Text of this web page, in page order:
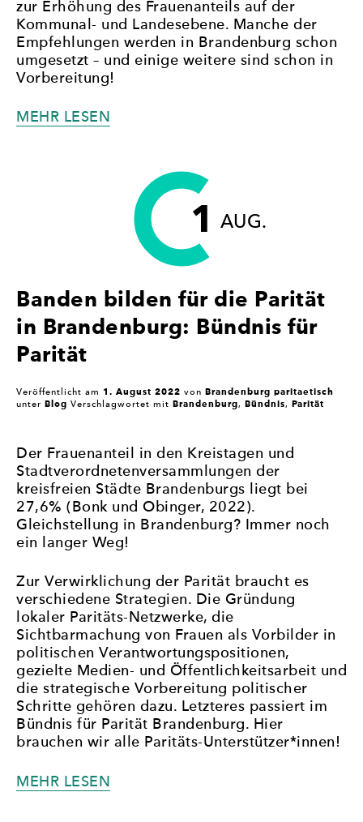
zur Erhöhung des Frauenanteils auf der
Kommunal- und Landesebene. Manche der
Empfehlungen werden in Brandenburg schon
umgesetzt – und einige weitere sind schon in
Vorbereitung!
MEHR LESEN
PARLAMENTE:
EMPFEHLUNGEN
DER
SÄCHSISCHEN
FACHKOMMISSION“
1 AUG.
Banden bilden für die Parität
in Brandenburg: Bündnis für
Parität
Veröffentlicht am 1. August 2022 von Brandenburg paritaetisch
unter Blog Verschlagwortet mit Brandenburg, Bündnis, Parität
Der Frauenanteil in den Kreistagen und
Stadtverordnetenversammlungen der
kreisfreien Städte Brandenburgs liegt bei
27,6% (Bonk und Obinger, 2022).
Gleichstellung in Brandenburg? Immer noch
ein langer Weg!
Zur Verwirklichung der Parität braucht es
verschiedene Strategien. Die Gründung
lokaler Paritäts-Netzwerke, die
Sichtbarmachung von Frauen als Vorbilder in
politischen Verantwortungspositionen,
gezielte Medien- und Öffentlichkeitsarbeit und
die strategische Vorbereitung politischer
Schritte gehören dazu. Letzteres passiert im
Bündnis für Parität Brandenburg. Hier
brauchen wir alle Paritäts-Unterstützer*innen!
MEHR LESEN